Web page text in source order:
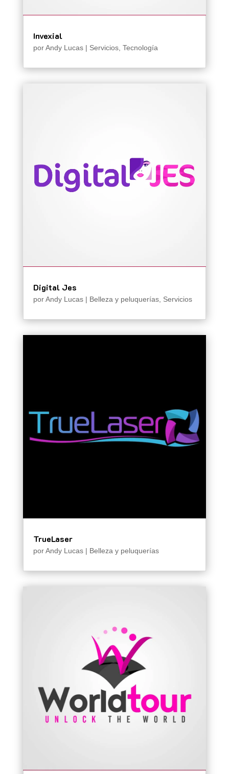
Invexial
porAndy Lucas| Servicios, Tecnología
Digital Jes
porAndy Lucas| Belleza y peluquerías, Servicios
TrueLaser
porAndy Lucas| Belleza y peluquerías